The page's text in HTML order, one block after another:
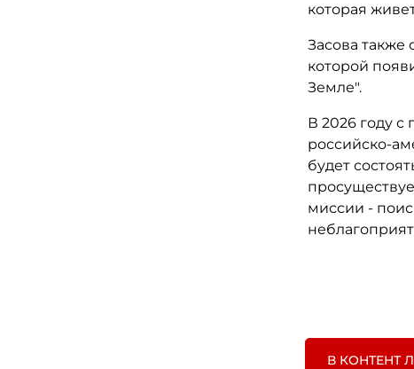
которая
Засова также
которой
Земле".
В 2026 году
российско-
будет
миссии -
В КОНТЕНТ